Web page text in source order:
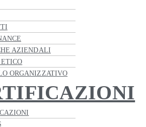
AZIENDALI
ORGANIZZATIVO